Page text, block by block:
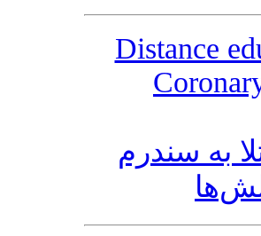
Distance
به سندرم